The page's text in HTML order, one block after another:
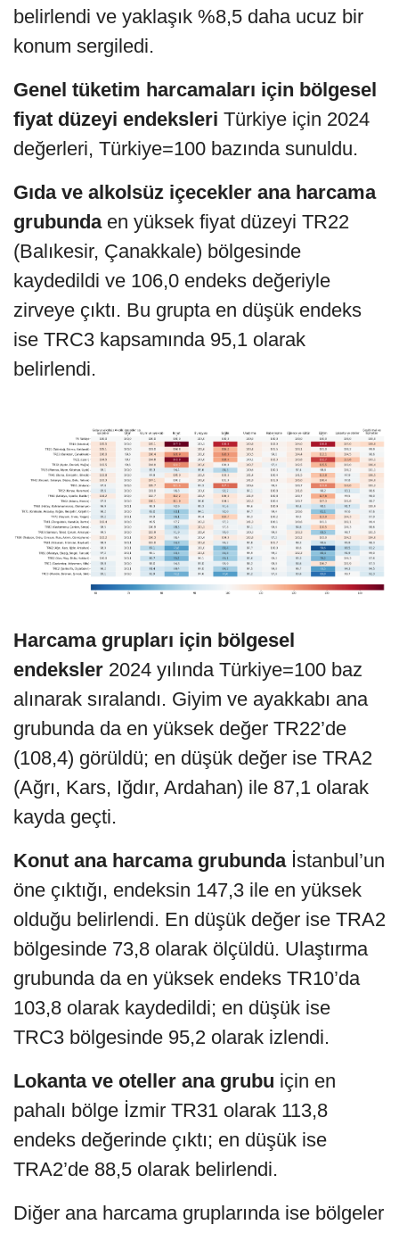
belirlendi ve yaklaşık %8,5 daha ucuz bir
konum sergiledi.
Genel tüketim harcamaları için bölgesel
fiyat düzeyi endeksleri Türkiye için 2024
değerleri, Türkiye=100 bazında sunuldu.
Gıda ve alkolsüz içecekler ana harcama
grubundaen yüksek fiyat düzeyi TR22
(Balıkesir, Çanakkale) bölgesinde
kaydedildi ve 106,0 endeks değeriyle
zirveye çıktı. Bu grupta en düşük endeks
ise TRC3 kapsamında 95,1 olarak
belirlendi.
Harcama grupları için bölgesel
endeksler 2024 yılında Türkiye=100 baz
alınarak sıralandı. Giyim ve ayakkabı ana
grubunda da en yüksek değer TR22’de
(108,4) görüldü; en düşük değer ise TRA2
(Ağrı, Kars, Iğdır, Ardahan) ile 87,1 olarak
kayda geçti.
Konut ana harcama grubundaİstanbul’un
öne çıktığı, endeksin 147,3 ile en yüksek
olduğu belirlendi. En düşük değer ise TRA2
bölgesinde 73,8 olarak ölçüldü. Ulaştırma
grubunda da en yüksek endeks TR10’da
103,8 olarak kaydedildi; en düşük ise
TRC3 bölgesinde 95,2 olarak izlendi.
Lokanta ve oteller ana grubu için en
pahalı bölge İzmir TR31 olarak 113,8
endeks değerinde çıktı; en düşük ise
TRA2’de 88,5 olarak belirlendi.
Diğer ana harcama gruplarında ise bölgeler